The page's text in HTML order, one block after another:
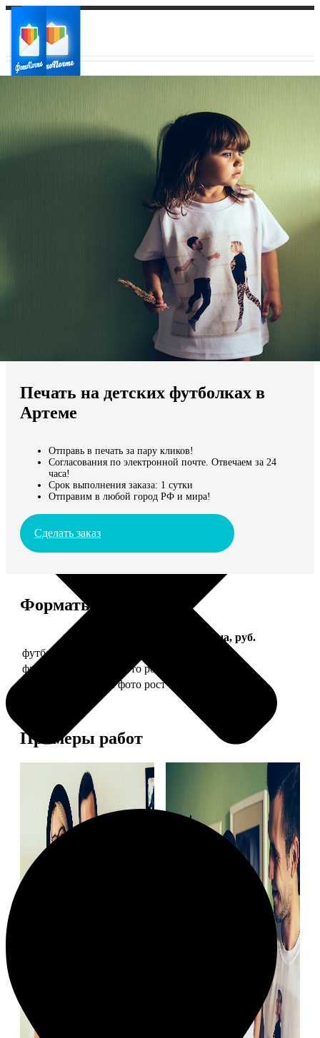
Ваш город:
Мы доставляем по всему миру
Продолжить без города
Печать на детских футболках в
Артеме
Отправь в печать за пару кликов!
Согласования по электронной почте. Отвечаем за 24
часа!
Срок выполнения заказа: 1 сутки
Отправим в любой город РФ и мира!
Сделать заказ
Форматы и цены
Цена, руб.
футболка детская с фото рост 118 см
футболка детская с фото рост 128 см
футболка детская с фото рост 134 см
Примеры работ